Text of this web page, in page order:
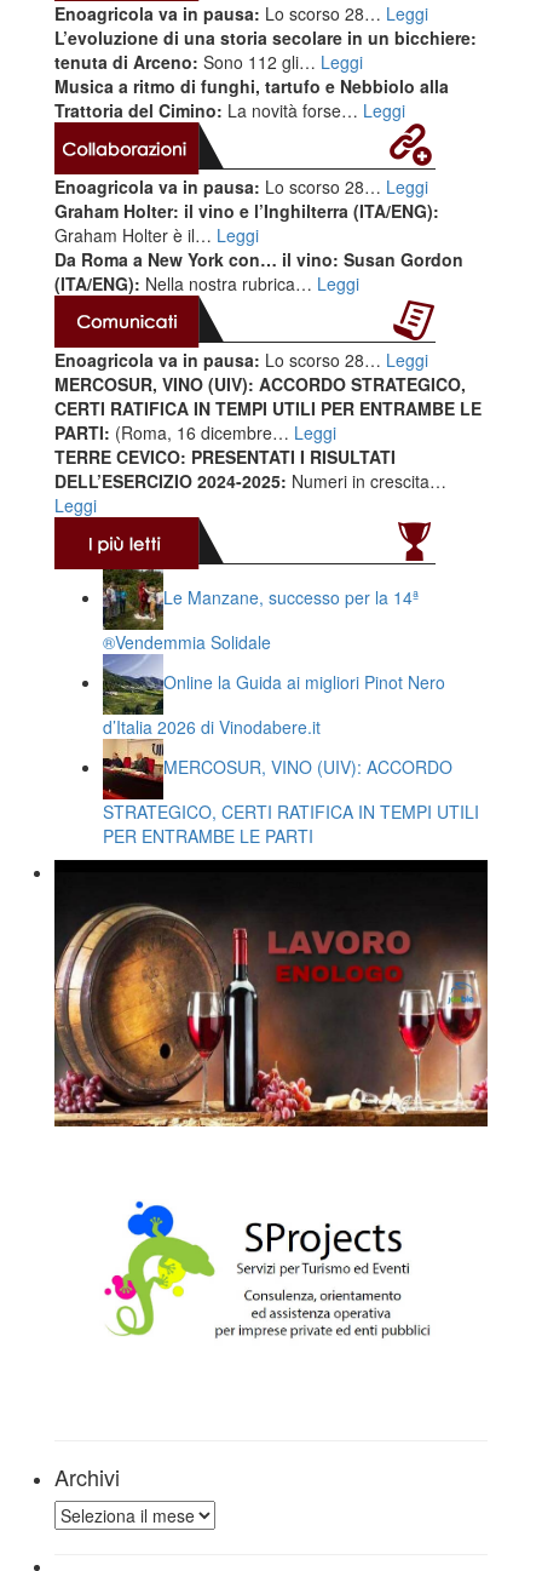
Enoagricola va in pausa: Lo scorso 28… Leggi
L’evoluzione di una storia secolare in un bicchiere:
tenuta di Arceno: Sono 112 gli… Leggi
Musica a ritmo di funghi, tartufo e Nebbiolo alla
Trattoria del Cimino: La novità forse… Leggi
Enoagricola va in pausa: Lo scorso 28… Leggi
Graham Holter: il vino e l’Inghilterra (ITA/ENG):
Graham Holter è il… Leggi
Da Roma a New York con… il vino: Susan Gordon
(ITA/ENG): Nella nostra rubrica… Leggi
Enoagricola va in pausa: Lo scorso 28… Leggi
MERCOSUR, VINO (UIV): ACCORDO STRATEGICO,
CERTI RATIFICA IN TEMPI UTILI PER ENTRAMBE LE
PARTI: (Roma, 16 dicembre… Leggi
TERRE CEVICO: PRESENTATI I RISULTATI
DELL’ESERCIZIO 2024-2025: Numeri in crescita…
Leggi
Le Manzane, successo per la 14ª
®️Vendemmia Solidale
Online la Guida ai migliori Pinot Nero
d’Italia 2026 di Vinodabere.it
MERCOSUR, VINO (UIV): ACCORDO
STRATEGICO, CERTI RATIFICA IN TEMPI UTILI
PER ENTRAMBE LE PARTI
Archivi
Archivi